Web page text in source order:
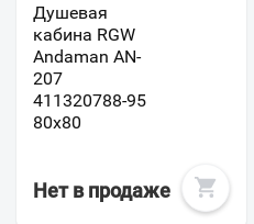
Душевая
кабина RGW
Andaman AN-
207
411320788-95
80x80
Нет в продаже